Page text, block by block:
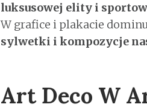
luksusowej elity i
W grafice i plakacie
sylwetki i kompozycje
Art Deco W